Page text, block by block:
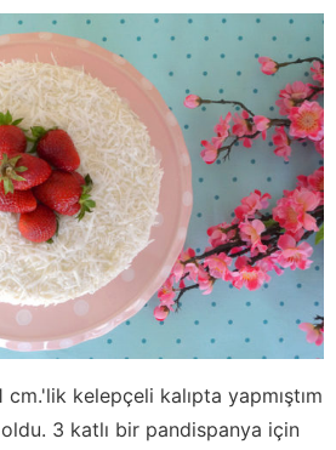
cm.'lik kelepçeli kalıpta yapmıştım
3 katlı bir pandispanya için